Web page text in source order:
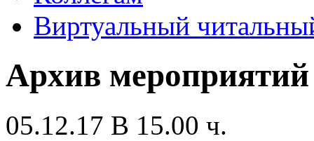
Виртуальный
Архив мероприятий
05.12.17 В 15.00 ч.